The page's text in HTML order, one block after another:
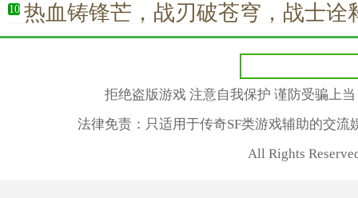
10 热血铸锋芒，战刃破苍穹，战士诠
真的热爱
拒绝盗版游戏 注意自我保护 谨防受骗上
法律免责：只适用于传奇SF类游戏辅助的交
All Rights